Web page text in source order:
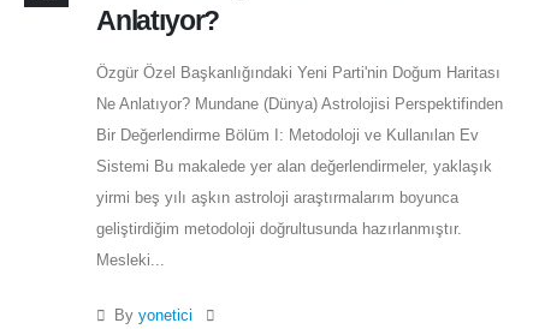
Anlatıyor?
Özgür Özel Başkanlığındaki Yeni Parti'nin Doğum Haritası
Ne Anlatıyor? Mundane (Dünya) Astrolojisi Perspektifinden
Bir Değerlendirme Bölüm I: Metodoloji ve Kullanılan Ev
Sistemi Bu makalede yer alan değerlendirmeler, yaklaşık
yirmi beş yılı aşkın astroloji araştırmalarım boyunca
geliştirdiğim metodoloji doğrultusunda hazırlanmıştır.
Mesleki...
By yonetici